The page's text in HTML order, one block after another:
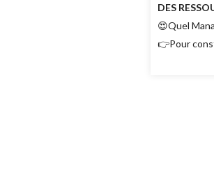
DES
😍Quel
👉Pour